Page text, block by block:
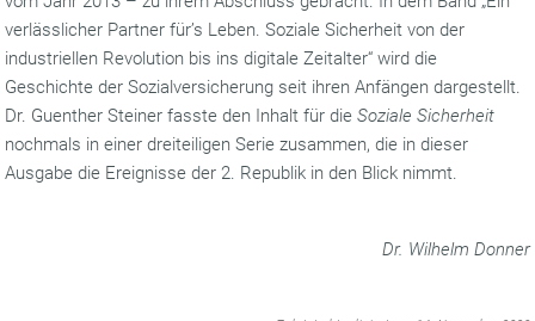
verlässlicher Partner für’s Leben. Soziale Sicherheit von der
industriellen Revolution bis ins digitale Zeitalter“ wird die
Geschichte der Sozialversicherung seit ihren Anfängen dargestellt.
Dr. Guenther Steiner fasste den Inhalt für dieSoziale Sicherheit
nochmals in einer dreiteiligen Serie zusammen, die in dieser
Ausgabe die Ereignisse der 2. Republik in den Blick nimmt.
Dr. Wilhelm Donner